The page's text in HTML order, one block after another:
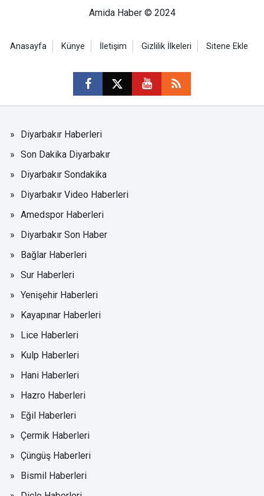
Amida Haber © 2024
Anasayfa Künye İletişim Gizlilik İlkeleri Sitene Ekle
Diyarbakır Haberleri
Son Dakika Diyarbakır
Diyarbakır Sondakika
Diyarbakır Video Haberleri
Amedspor Haberleri
Diyarbakır Son Haber
Bağlar Haberleri
Sur Haberleri
Yenişehir Haberleri
Kayapınar Haberleri
Lice Haberleri
Kulp Haberleri
Hani Haberleri
Hazro Haberleri
Eğil Haberleri
Çermik Haberleri
Çüngüş Haberleri
Bismil Haberleri